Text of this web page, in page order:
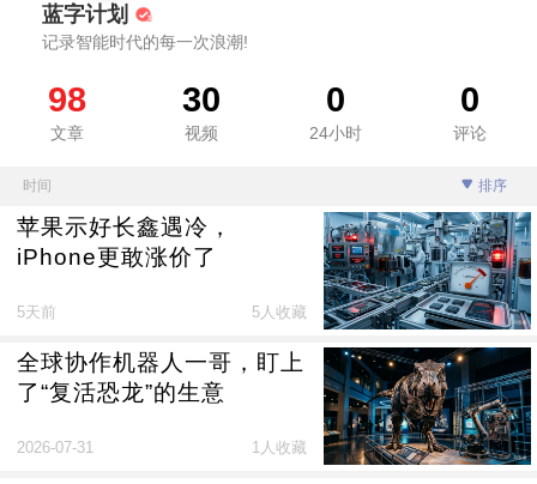
蓝字计划
记录智能时代的每一次浪潮!
98
文章
30
视频
0
24小时
0
评论
时间 排序
苹果示好长鑫遇冷，
iPhone更敢涨价了
5天前 5人收藏
全球协作机器人一哥，盯上
了“复活恐龙”的生意
2026-07-31 1人收藏